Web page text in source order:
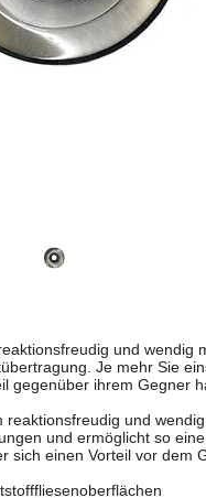
und
Je mehr Sie
gegenüber ihrem Gegner
und
und ermöglicht so
sich einen Vorteil vor dem